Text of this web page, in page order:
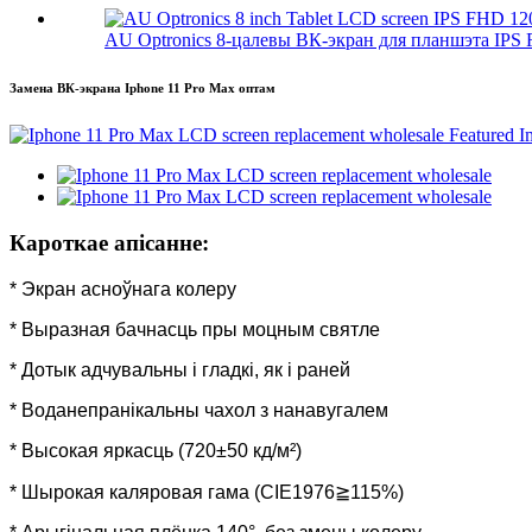
AU Optronics 8-цалевы ВК-экран для планшэта IPS
Замена ВК-экрана Iphone 11 Pro Max оптам
Кароткае апісанне:
* Экран асноўнага колеру
* Выразная бачнасць пры моцным святле
* Дотык адчувальны і гладкі, як і раней
* Воданепранікальны чахол з нанавугалем
* Высокая яркасць (720±50 кд/м²)
* Шырокая каляровая гама (CIE1976≧115%)